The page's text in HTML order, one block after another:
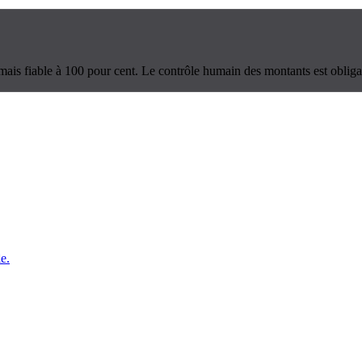
fiable à 100 pour cent. Le contrôle humain des montants est